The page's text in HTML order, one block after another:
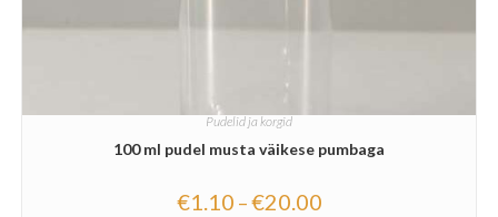
Pudelid ja korgid
100 ml pudel musta väikese pumbaga
€1.10 –€20.00